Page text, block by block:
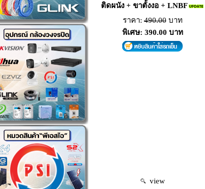
ติดผนัง + ขาตั้งงอ + LNBF
ราคา:490.00บาท
พิเศษ: 390.00 บาท
view